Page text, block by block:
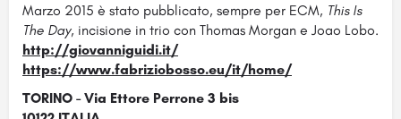
Marzo 2015 è stato pubblicato, sempre per ECM, This Is
The Day, incisione in trio con Thomas Morgan e Joao Lobo.
http://giovanniguidi.it/
https://www.fabriziobosso.eu/it/home/
TORINO - Via Ettore Perrone 3 bis